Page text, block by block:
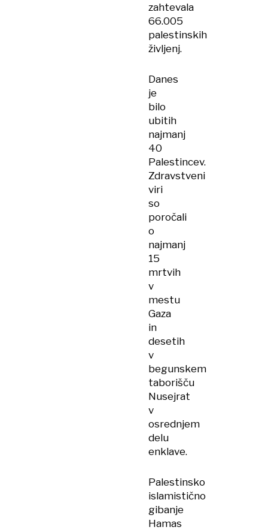
zahtevala
66.005
palestinskih
življenj.
Danes
je
bilo
ubitih
najmanj
40
Palestincev.
Zdravstveni
viri
so
poročali
o
najmanj
15
mrtvih
v
mestu
Gaza
in
desetih
v
begunskem
taborišču
Nusejrat
v
osrednjem
delu
enklave.
Palestinsko
islamistično
gibanje
Hamas